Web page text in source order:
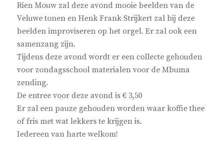
Rien Mouw zal deze avond mooie beelden van de
Veluwe tonen en Henk Frank Strijkert zal bij deze
beelden improviseren op het orgel. Er zal ook een
samenzang zijn.
Tijdens deze avond wordt er een collecte gehouden
voor zondagsschool materialen voor de Mbuma
zending.
De entree voor deze avond is € 3,50
Er zal een pauze gehouden worden waar koffie thee
of fris met wat lekkers te krijgen is.
Iedereen van harte welkom!